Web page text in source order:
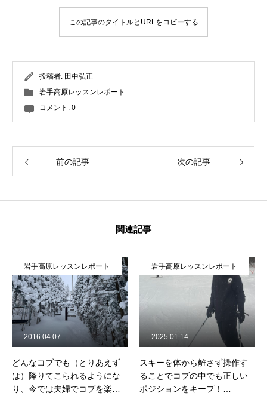
この記事のタイトルとURLをコピーする
投稿者: 田中弘正
岩手高原レッスンレポート
コメント: 0
前の記事 次の記事
関連記事
岩手高原レッスンレポート
どんなコブでも（とりあえず
は）降りてこられるようにな
り、今では夫婦でコブを楽し
2016.04.07
岩手高原レッスンレポート
スキーを体から離さず操作す
ることでコブの中でも正しい
ポジションをキープ！
2025.01.14